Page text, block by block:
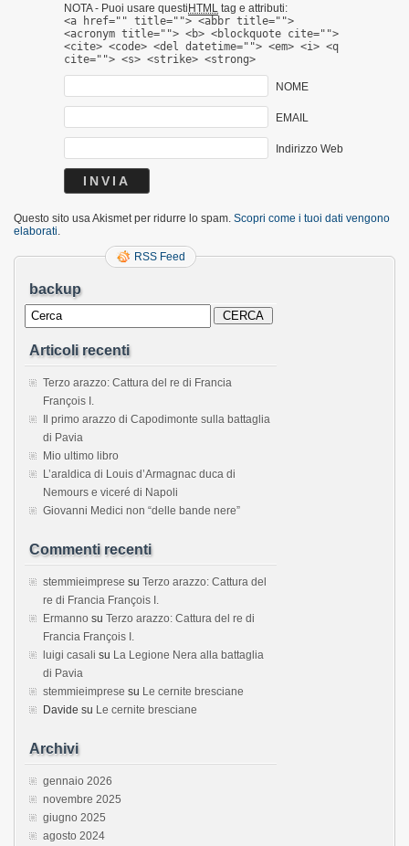
NOTA - Puoi usare questiHTML tag e attributi:
<a href="" title=""> <abbr title="">
<acronym title=""> <b> <blockquote cite="">
<cite> <code> <del datetime=""> <em> <i> <q
cite=""> <s> <strike> <strong>
NOME
EMAIL
Indirizzo Web
Questo sito usa Akismet per ridurre lo spam. Scopri come i tuoi dati vengono
elaborati
RSS Feed
backup
Articoli recenti
Terzo arazzo: Cattura del re di Francia
François I.
Il primo arazzo di Capodimonte sulla battaglia
di Pavia
Mio ultimo libro
L’araldica di Louis d’Armagnac duca di
Nemours e viceré di Napoli
Giovanni Medici non “delle bande nere”
Commenti recenti
stemmieimprese su Terzo arazzo: Cattura del
re di Francia François I.
Ermanno su Terzo arazzo: Cattura del re di
Francia François I.
luigi casali su La Legione Nera alla battaglia
di Pavia
stemmieimprese su Le cernite bresciane
Davide su Le cernite bresciane
Archivi
gennaio 2026
novembre 2025
giugno 2025
agosto 2024